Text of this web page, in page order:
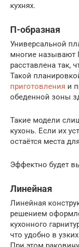
кухнях.
П-образная
Универсальной
многие называют
расставлена так,
Такой
приготовления и
обеденной зоны
Такие модели
кухонь. Если их
остаётся места
Эффектно будет
Линейная
Линейная
решением
кухонного
что удобно в